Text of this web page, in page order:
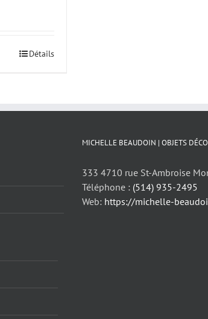
Détails
MICHELLE BEAUDOIN | OBJETS
333 4710 rue St-Ambroise
Téléphone : (514) 935-2495
Web: https://michelle-